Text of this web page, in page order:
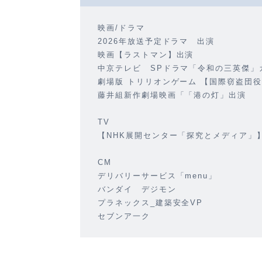
映画/ドラマ
2026年放送予定ドラマ 出演
映画【ラストマン】出演
中京テレビ SPドラマ「令和の三英傑」
劇場版 トリリオンゲーム 【国際窃盗団役
藤井組新作劇場映画「「港の灯」出演
TV
【NHK展開センター「探究とメディア」】
CM
デリバリーサービス「menu」
バンダイ デジモン
プラネックス_建築安全VP
セブンア一ク